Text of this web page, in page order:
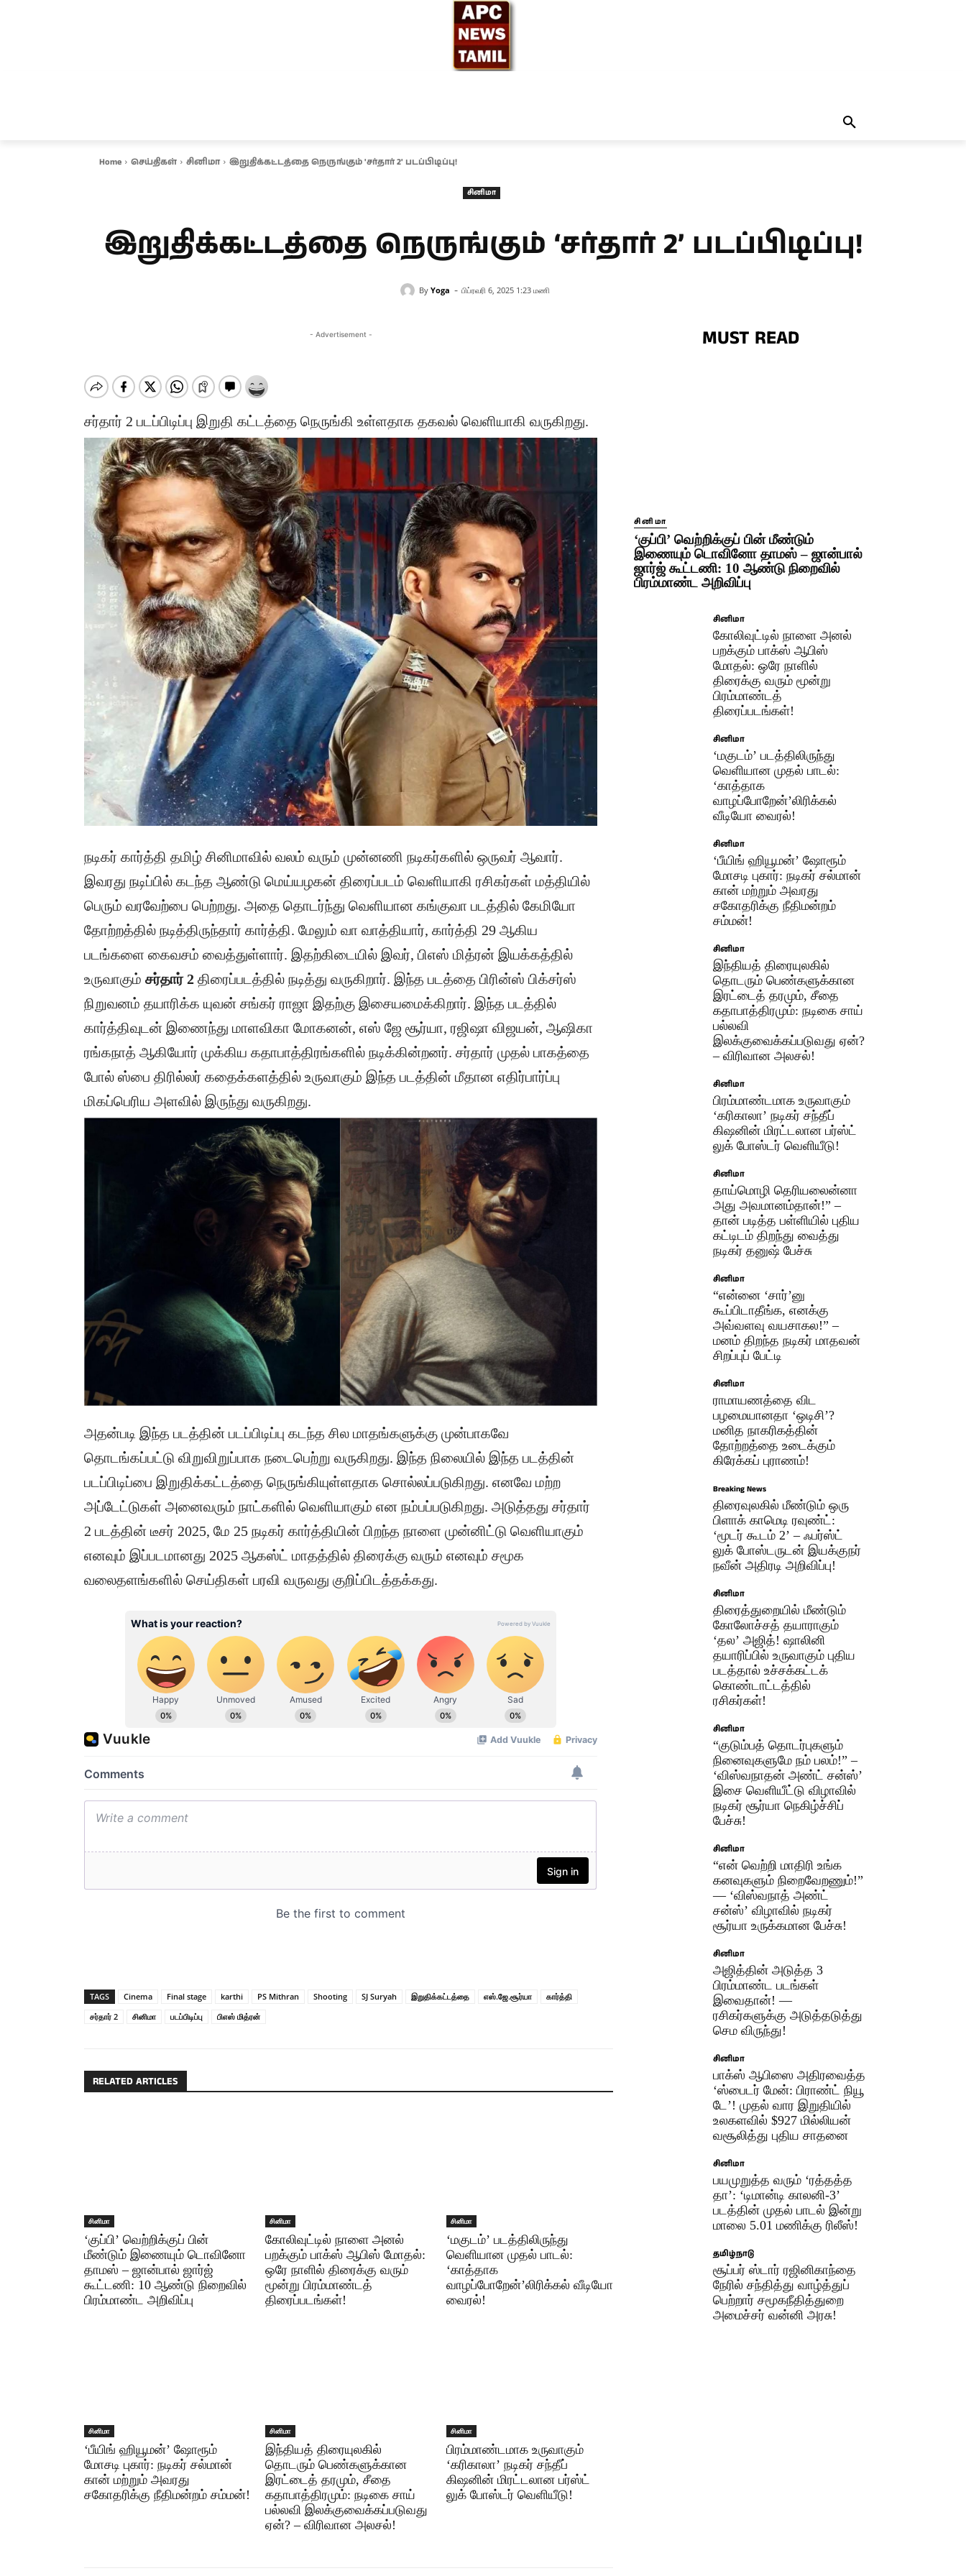
Home செய்திகள் சினிமா இறுதிக்கட்டத்தை நெருங்கும் 'சர்தார் 2' படப்பிடிப்பு!
சினிமா
இறுதிக்கட்டத்தை நெருங்கும் ‘சர்தார் 2’ படப்பிடிப்பு!
By Yoga - பிப்ரவரி 6, 2025 1:23 மணி
- Advertisement -
சர்தார் 2 படப்பிடிப்பு இறுதி கட்டத்தை நெருங்கி உள்ளதாக தகவல் வெளியாகி வருகிறது.
நடிகர் கார்த்தி தமிழ் சினிமாவில் வலம் வரும் முன்னணி நடிகர்களில் ஒருவர் ஆவார்.
இவரது நடிப்பில் கடந்த ஆண்டு மெய்யழகன் திரைப்படம் வெளியாகி ரசிகர்கள் மத்தியில்
பெரும் வரவேற்பை பெற்றது. அதை தொடர்ந்து வெளியான கங்குவா படத்தில் கேமியோ
தோற்றத்தில் நடித்திருந்தார் கார்த்தி. மேலும் வா வாத்தியார், கார்த்தி 29 ஆகிய
படங்களை கைவசம் வைத்துள்ளார். இதற்கிடையில் இவர், பிஎஸ் மித்ரன் இயக்கத்தில்
உருவாகும் சர்தார் 2 திரைப்படத்தில் நடித்து வருகிறார். இந்த படத்தை பிரின்ஸ் பிக்சர்ஸ்
நிறுவனம் தயாரிக்க யுவன் சங்கர் ராஜா இதற்கு இசையமைக்கிறார். இந்த படத்தில்
கார்த்திவுடன் இணைந்து மாளவிகா மோகனன், எஸ் ஜே சூர்யா, ரஜிஷா விஜயன், ஆஷிகா
ரங்கநாத் ஆகியோர் முக்கிய கதாபாத்திரங்களில் நடிக்கின்றனர். சர்தார் முதல் பாகத்தை
போல் ஸ்பை திரில்லர் கதைக்களத்தில் உருவாகும் இந்த படத்தின் மீதான எதிர்பார்ப்பு
மிகப்பெரிய அளவில் இருந்து வருகிறது.
அதன்படி இந்த படத்தின் படப்பிடிப்பு கடந்த சில மாதங்களுக்கு முன்பாகவே
தொடங்கப்பட்டு விறுவிறுப்பாக நடைபெற்று வருகிறது. இந்த நிலையில் இந்த படத்தின்
படப்பிடிப்பை இறுதிக்கட்டத்தை நெருங்கியுள்ளதாக சொல்லப்படுகிறது. எனவே மற்ற
அப்டேட்டுகள் அனைவரும் நாட்களில் வெளியாகும் என நம்பப்படுகிறது. அடுத்தது சர்தார்
2 படத்தின் டீசர் 2025, மே 25 நடிகர் கார்த்தியின் பிறந்த நாளை முன்னிட்டு வெளியாகும்
எனவும் இப்படமானது 2025 ஆகஸ்ட் மாதத்தில் திரைக்கு வரும் எனவும் சமூக
வலைதளங்களில் செய்திகள் பரவி வருவது குறிப்பிடத்தக்கது.
TAGS Cinema Final stage karthi PS Mithran Shooting SJ Suryah இறுதிக்கட்டத்தை எஸ்.ஜே.சூர்யா
கார்த்தி
சர்தார் 2
சினிமா படப்பிடிப்பு பிஎஸ் மித்ரன்
RELATED ARTICLES
சினிமா
‘குப்பி’ வெற்றிக்குப் பின்
மீண்டும் இணையும் டொவினோ
தாமஸ் – ஜான்பால் ஜார்ஜ்
கூட்டணி: 10 ஆண்டு நிறைவில்
பிரம்மாண்ட அறிவிப்பு
சினிமா
கோலிவுட்டில் நாளை அனல்
பறக்கும் பாக்ஸ் ஆபிஸ் மோதல்:
ஒரே நாளில் திரைக்கு வரும்
மூன்று பிரம்மாண்டத்
திரைப்படங்கள்!
சினிமா
‘மகுடம்’ படத்திலிருந்து
வெளியான முதல் பாடல்:
‘காத்தாக
வாழப்போறேன்’லிரிக்கல் வீடியோ
வைரல்!
சினிமா
‘பீயிங் ஹியூமன்’ ஷோரூம்
மோசடி புகார்: நடிகர் சல்மான்
கான் மற்றும் அவரது
சகோதரிக்கு நீதிமன்றம் சம்மன்!
சினிமா
இந்தியத் திரையுலகில்
தொடரும் பெண்களுக்கான
இரட்டைத் தரமும், சீதை
கதாபாத்திரமும்: நடிகை சாய்
பல்லவி இலக்குவைக்கப்படுவது
ஏன்? – விரிவான அலசல்!
சினிமா
பிரம்மாண்டமாக உருவாகும்
‘கரிகாலா’ நடிகர் சந்தீப்
கிஷனின் மிரட்டலான பர்ஸ்ட்
லுக் போஸ்டர் வெளியீடு!
MUST READ
சினிமா
‘குப்பி’ வெற்றிக்குப் பின் மீண்டும்
இணையும் டொவினோ தாமஸ் – ஜான்பால்
ஜார்ஜ் கூட்டணி: 10 ஆண்டு நிறைவில்
பிரம்மாண்ட அறிவிப்பு
சினிமா
கோலிவுட்டில் நாளை அனல்
பறக்கும் பாக்ஸ் ஆபிஸ்
மோதல்: ஒரே நாளில்
திரைக்கு வரும் மூன்று
பிரம்மாண்டத்
திரைப்படங்கள்!
சினிமா
‘மகுடம்’ படத்திலிருந்து
வெளியான முதல் பாடல்:
‘காத்தாக
வாழப்போறேன்’லிரிக்கல்
வீடியோ வைரல்!
சினிமா
‘பீயிங் ஹியூமன்’ ஷோரூம்
மோசடி புகார்: நடிகர் சல்மான்
கான் மற்றும் அவரது
சகோதரிக்கு நீதிமன்றம்
சம்மன்!
சினிமா
இந்தியத் திரையுலகில்
தொடரும் பெண்களுக்கான
இரட்டைத் தரமும், சீதை
கதாபாத்திரமும்: நடிகை சாய்
பல்லவி
இலக்குவைக்கப்படுவது ஏன்?
– விரிவான அலசல்!
சினிமா
பிரம்மாண்டமாக உருவாகும்
‘கரிகாலா’ நடிகர் சந்தீப்
கிஷனின் மிரட்டலான பர்ஸ்ட்
லுக் போஸ்டர் வெளியீடு!
சினிமா
தாய்மொழி தெரியலைன்னா
அது அவமானம்தான்!” –
தான் படித்த பள்ளியில் புதிய
கட்டிடம் திறந்து வைத்து
நடிகர் தனுஷ் பேச்சு
சினிமா
“என்னை ‘சார்’னு
கூப்பிடாதீங்க, எனக்கு
அவ்வளவு வயசாகல!” –
மனம் திறந்த நடிகர் மாதவன்
சிறப்புப் பேட்டி
சினிமா
ராமாயணத்தை விட
பழமையானதா ‘ஒடிசி’?
மனித நாகரிகத்தின்
தோற்றத்தை உடைக்கும்
கிரேக்கப் புராணம்!
Breaking News
திரைவுலகில் மீண்டும் ஒரு
பிளாக் காமெடி ரவுண்ட்:
‘மூடர் கூடம் 2’ – ஃபர்ஸ்ட்
லுக் போஸ்டருடன் இயக்குநர்
நவீன் அதிரடி அறிவிப்பு!
சினிமா
திரைத்துறையில் மீண்டும்
கோலோச்சத் தயாராகும்
‘தல’ அஜித்! ஷாலினி
தயாரிப்பில் உருவாகும் புதிய
படத்தால் உச்சக்கட்டக்
கொண்டாட்டத்தில்
ரசிகர்கள்!
சினிமா
“குடும்பத் தொடர்புகளும்
நினைவுகளுமே நம் பலம்!” –
‘விஸ்வநாதன் அண்ட் சன்ஸ்’
இசை வெளியீட்டு விழாவில்
நடிகர் சூர்யா நெகிழ்ச்சிப்
பேச்சு!
சினிமா
“என் வெற்றி மாதிரி உங்க
கனவுகளும் நிறைவேறணும்!”
— ‘விஸ்வநாத் அண்ட்
சன்ஸ்’ விழாவில் நடிகர்
சூர்யா உருக்கமான பேச்சு!
சினிமா
அஜித்தின் அடுத்த 3
பிரம்மாண்ட படங்கள்
இவைதான்! —
ரசிகர்களுக்கு அடுத்தடுத்து
செம விருந்து!
சினிமா
பாக்ஸ் ஆபிஸை அதிரவைத்த
‘ஸ்பைடர் மேன்: பிராண்ட் நியூ
டே’! முதல் வார இறுதியில்
உலகளவில் $927 மில்லியன்
வசூலித்து புதிய சாதனை
சினிமா
பயமுறுத்த வரும் ‘ரத்தத்த
தா’: ‘டிமான்டி காலனி-3’
படத்தின் முதல் பாடல் இன்று
மாலை 5.01 மணிக்கு ரிலீஸ்!
தமிழ்நாடு
சூப்பர் ஸ்டார் ரஜினிகாந்தை
நேரில் சந்தித்து வாழ்த்துப்
பெற்றார் சமூகநீதித்துறை
அமைச்சர் வன்னி அரசு!